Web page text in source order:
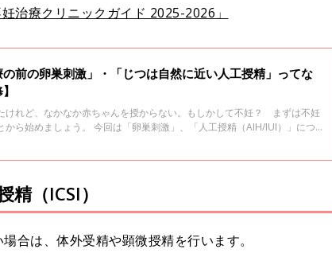
治療クリニックガイド 2025-2026」
前の卵巣刺激」・「じつは自然に近い人工授精」ってな
けれど、なかなか赤ちゃんを授からない。もしかして不妊？ まずは不妊
から始めましょう。 今回は「卵巣刺激」、「人工授精（AIH/IUI）」につ
（ICSI）
合は、体外受精や顕微授精を行います。